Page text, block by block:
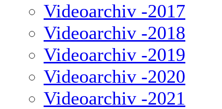
Videoarchiv -2017
Videoarchiv -2018
Videoarchiv -2019
Videoarchiv -2020
Videoarchiv -2021